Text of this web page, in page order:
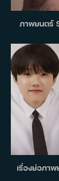
ภาพยนตร์
เรื่องย่อภา